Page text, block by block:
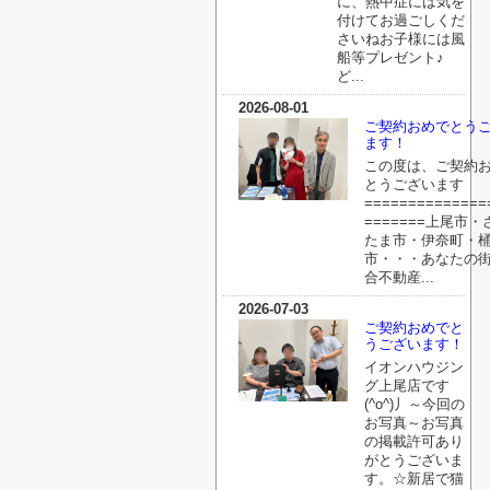
付けてお過ごしくだ
さいねお子様には風
船等プレゼント♪
ど...
2026-08-01
ご契約おめでとう
ます！
この度は、ご契約
とうございます
=======上尾市・
たま市・伊奈町・桶
市・・・あなたの
合不動産...
2026-07-03
ご契約おめでと
うございます！
イオンハウジン
グ上尾店です
(^o^)丿～今回の
お写真～お写真
の掲載許可あり
がとうございま
す。☆新居で猫